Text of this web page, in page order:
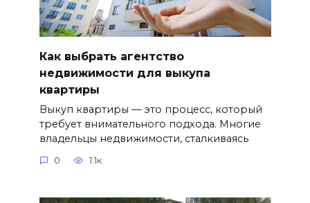
Как выбрать агентство
недвижимости для выкупа
квартиры
Выкуп квартиры — это процесс, который
требует внимательного подхода. Многие
владельцы недвижимости, сталкиваясь
0 1.1к.